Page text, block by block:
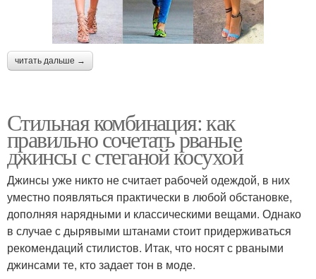
читать дальше →
Стильная комбинация: как
правильно сочетать рваные
джинсы с стеганой косухой
Джинсы уже никто не считает рабочей одеждой, в них
уместно появляться практически в любой обстановке,
дополняя нарядными и классическими вещами. Однако
в случае с дырявыми штанами стоит придерживаться
рекомендаций стилистов. Итак, что носят с рваными
джинсами те, кто задает тон в моде.